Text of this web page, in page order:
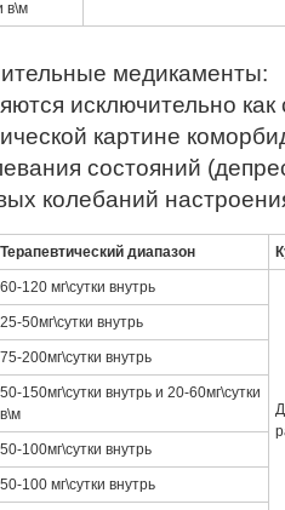
в\м
медикаменты:
исключительно
картине
состояний
колебаний
Терапевтический диапазон
60-120 мг\сутки внутрь
25-50мг\сутки внутрь
75-200мг\сутки внутрь
50-150мг\сутки внутрь и 20-60мг\сутки
в\м
50-100мг\сутки внутрь
50-100 мг\сутки внутрь